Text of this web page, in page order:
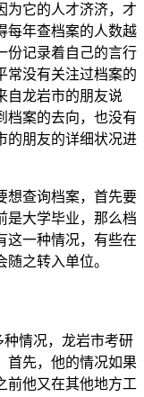
为它的人才济济，才
每年查档案的人数越
份记录着自己的言行
常没有关注过档案的
自龙岩市的朋友说
档案的去向，也没有
的朋友的详细状况进
想查询档案，首先要
是大学毕业，那么档
这一种情况，有些在
之转入单位。
情况，龙岩市考研
首先，他的情况如果
前他又在其他地方工